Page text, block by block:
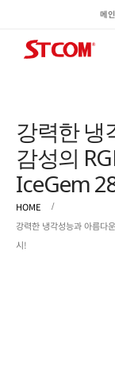
메
강력한 냉
감성의
IceGem
HOME
강력한 냉각성능과 아름다
시!